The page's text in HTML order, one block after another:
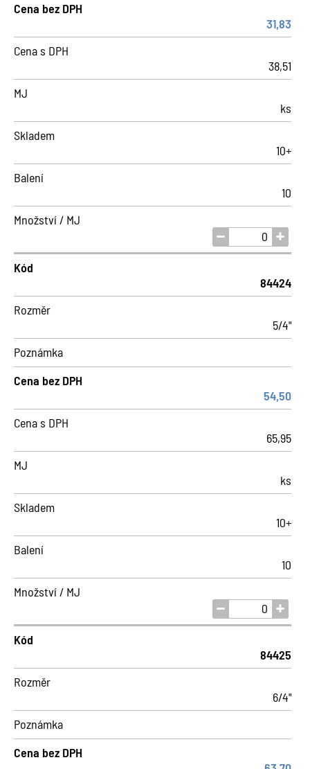
Cena bez DPH
31,83
Cena s DPH
38,51
MJ
ks
Skladem
10+
Balení
10
Množství / MJ
Kód
84424
Rozměr
5/4"
Poznámka
Cena bez DPH
54,50
Cena s DPH
65,95
MJ
ks
Skladem
10+
Balení
10
Množství / MJ
Kód
84425
Rozměr
6/4"
Poznámka
Cena bez DPH